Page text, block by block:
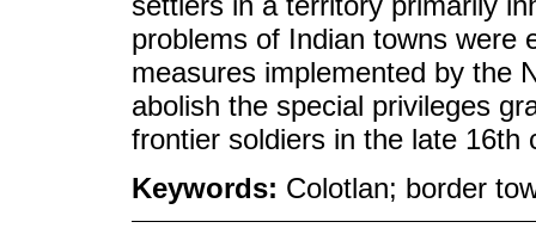
problems of Indian towns were
measures implemented by the
abolish the special privileges
frontier soldiers in the late 16th
Keywords: Colotlan; border